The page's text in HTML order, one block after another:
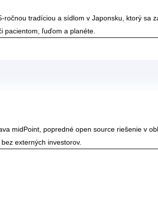
tradíciou a sídlom v Japonsku, ktorý sa
pacientom, ľuďom a planéte.
midPoint, popredné open source riešenie v
externých investorov.